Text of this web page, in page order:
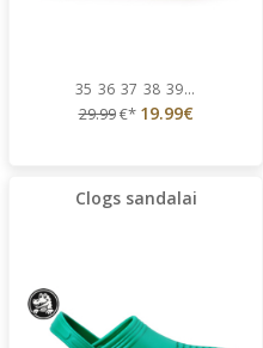
35 36 37 38 39...
29.99€* 19.99€
Clogs sandalai